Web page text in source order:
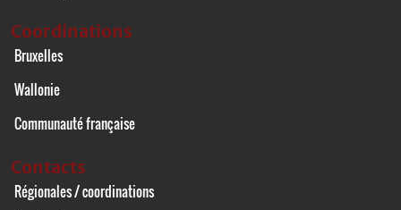
Coordinations
Bruxelles
Wallonie
Communauté française
Contacts
Régionales / coordinations